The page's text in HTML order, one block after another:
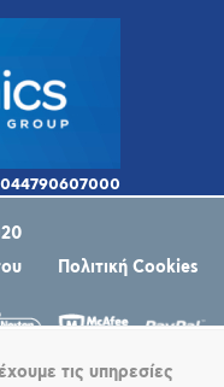
Πολιτική Cookies
τις υπηρεσίες